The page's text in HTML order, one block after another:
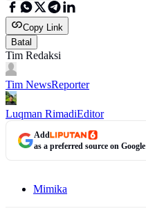
Copy Link
Batal
Tim Redaksi
Tim NewsReporter
Luqman RimadiEditor
Add
as a preferred source on Google
Mimika